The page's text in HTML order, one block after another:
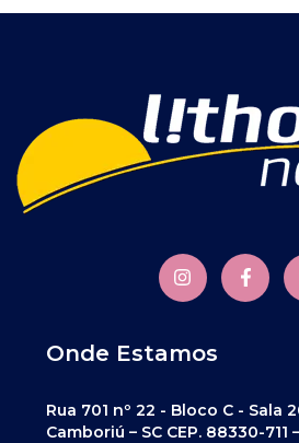
Onde Estamos
Rua 701 nº 22 - Bloco C - Sala
Camboriú – SC CEP. 88330-711